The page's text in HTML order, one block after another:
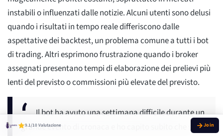
instabili o influenzati dalle notizie. Alcuni utenti sono delusi
quando i risultati in tempo reale differiscono dalle
aspettative dei backtest, un problema comune a tutti i bot
di trading. Altri esprimono frustrazione quando i broker
assegnati presentano tempi di elaborazione dei prelievi più
lenti del previsto o commissioni più elevate del previsto.
Il bot ha avuto una settimana difficile durante un
grande evento di cronaca e ho capito subito che si
9.1/10 Valutazione